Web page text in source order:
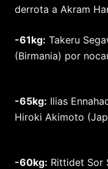
derrota a Akram
-61kg: Takeru
(Birmania) por
-65kg: Ilias
Hiroki Akimoto
-60kg: Rittidet Sor